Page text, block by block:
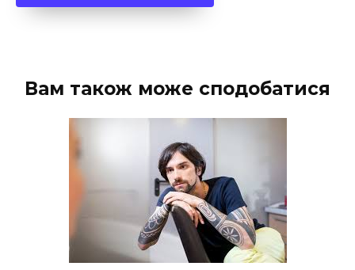
Вам також може сподобатися